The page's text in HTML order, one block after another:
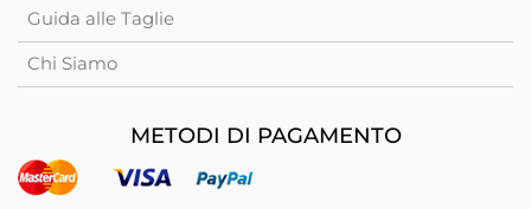
Guida alle Taglie
Chi Siamo
METODI DI PAGAMENTO